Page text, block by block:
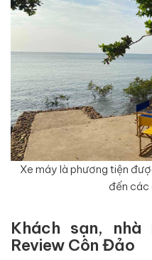
Xe máy là phương tiện
đến các
Khách sạn,
Review Côn Đảo